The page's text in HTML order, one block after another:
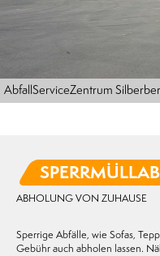
AbfallServiceZentrum
ABHOLUNG VON ZUHAUSE
Sperrige Abfälle, wie Sofas,
Gebühr auch abholen lassen.